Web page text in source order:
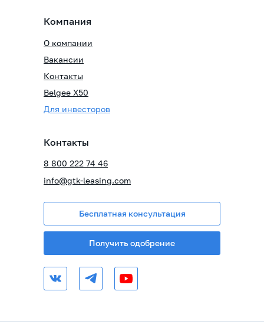
Компания
О компании
Вакансии
Контакты
Для инвесторов
Контакты
info@gtk-leasing.com
Бесплатная консультация
Получить одобрение
Belgee X50
8 800 222 74 46